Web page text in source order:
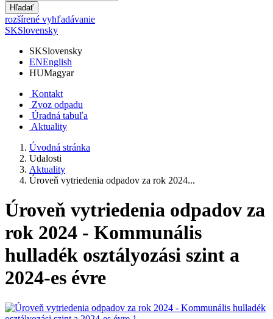
Hľadať
rozšírené vyhľadávanie
SKSlovensky
SKSlovensky
ENEnglish
HUMagyar
Kontakt
Zvoz odpadu
Úradná tabuľa
Aktuality
Úvodná stránka
Udalosti
Aktuality
Úroveň vytriedenia odpadov za rok 2024...
Úroveň vytriedenia odpadov za
rok 2024 - Kommunális
hulladék osztályozási szint a
2024-es évre